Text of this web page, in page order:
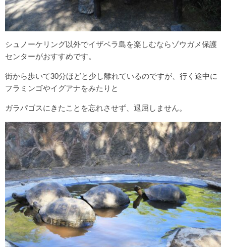
シュノーケリング以外でイザベラ島を楽しむならゾウガメ保護
センターがおすすめです。
街から歩いて30分ほどと少し離れているのですが、行く途中に
フラミンゴやイグアナをみたりと
ガラパゴスにきたことを忘れさせず、退屈しません。